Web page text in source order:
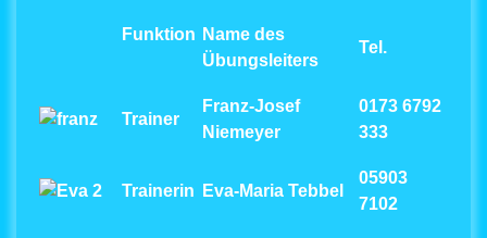
Funktion Name des
Übungsleiters
Tel.
Trainer
Franz-Josef
Niemeyer
0173 6792
333
Trainerin Eva-Maria Tebbel
05903
7102